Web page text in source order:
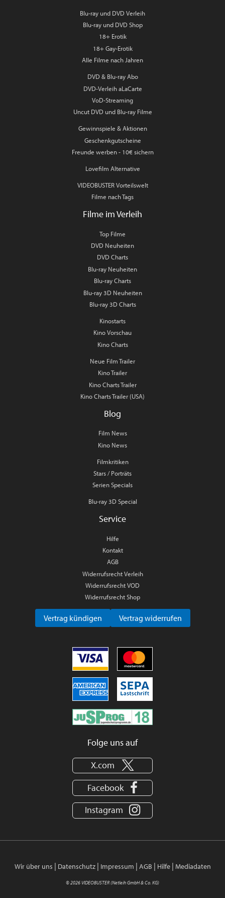
Blu-ray und DVD Verleih
Blu-ray und DVD Shop
18+ Erotik
18+ Gay-Erotik
Alle Filme nach Jahren
DVD & Blu-ray Abo
DVD-Verleih aLaCarte
VoD-Streaming
Uncut DVD und Blu-ray Filme
Gewinnspiele & Aktionen
Geschenkgutscheine
Freunde werben - 10€ sichern
Lovefilm Alternative
VIDEOBUSTER Vorteilswelt
Filme nach Tags
Filme im Verleih
Top Filme
DVD Neuheiten
DVD Charts
Blu-ray Neuheiten
Blu-ray Charts
Blu-ray 3D Neuheiten
Blu-ray 3D Charts
Kinostarts
Kino Vorschau
Kino Charts
Neue Film Trailer
Kino Trailer
Kino Charts Trailer
Kino Charts Trailer (USA)
Blog
Film News
Kino News
Filmkritiken
Stars / Porträts
Serien Specials
Blu-ray 3D Special
Service
Hilfe
Kontakt
AGB
Widerrufsrecht Verleih
Widerrufsrecht VOD
Widerrufsrecht Shop
Vertrag kündigen Vertrag widerrufen
Folge uns auf
X.com
Facebook
Instagram
Wir über uns | Datenschutz| Impressum | AGB | Hilfe| Mediadaten
© 2026 VIDEOBUSTER (Netleih GmbH & Co. KG)